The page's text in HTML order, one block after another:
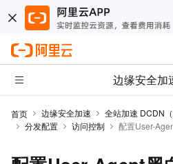
边缘安全加
首页 边缘安全加速 全站加速 DCDN（
分发配置
访问控制 配置User-